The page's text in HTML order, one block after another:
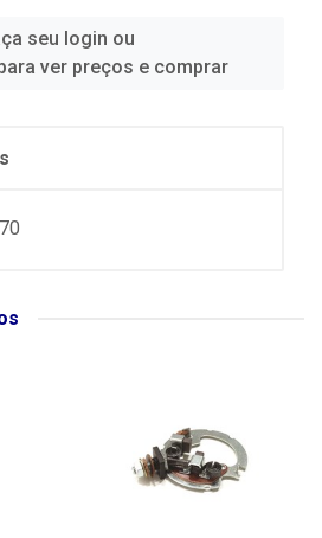
seu login ou
ver preços e comprar